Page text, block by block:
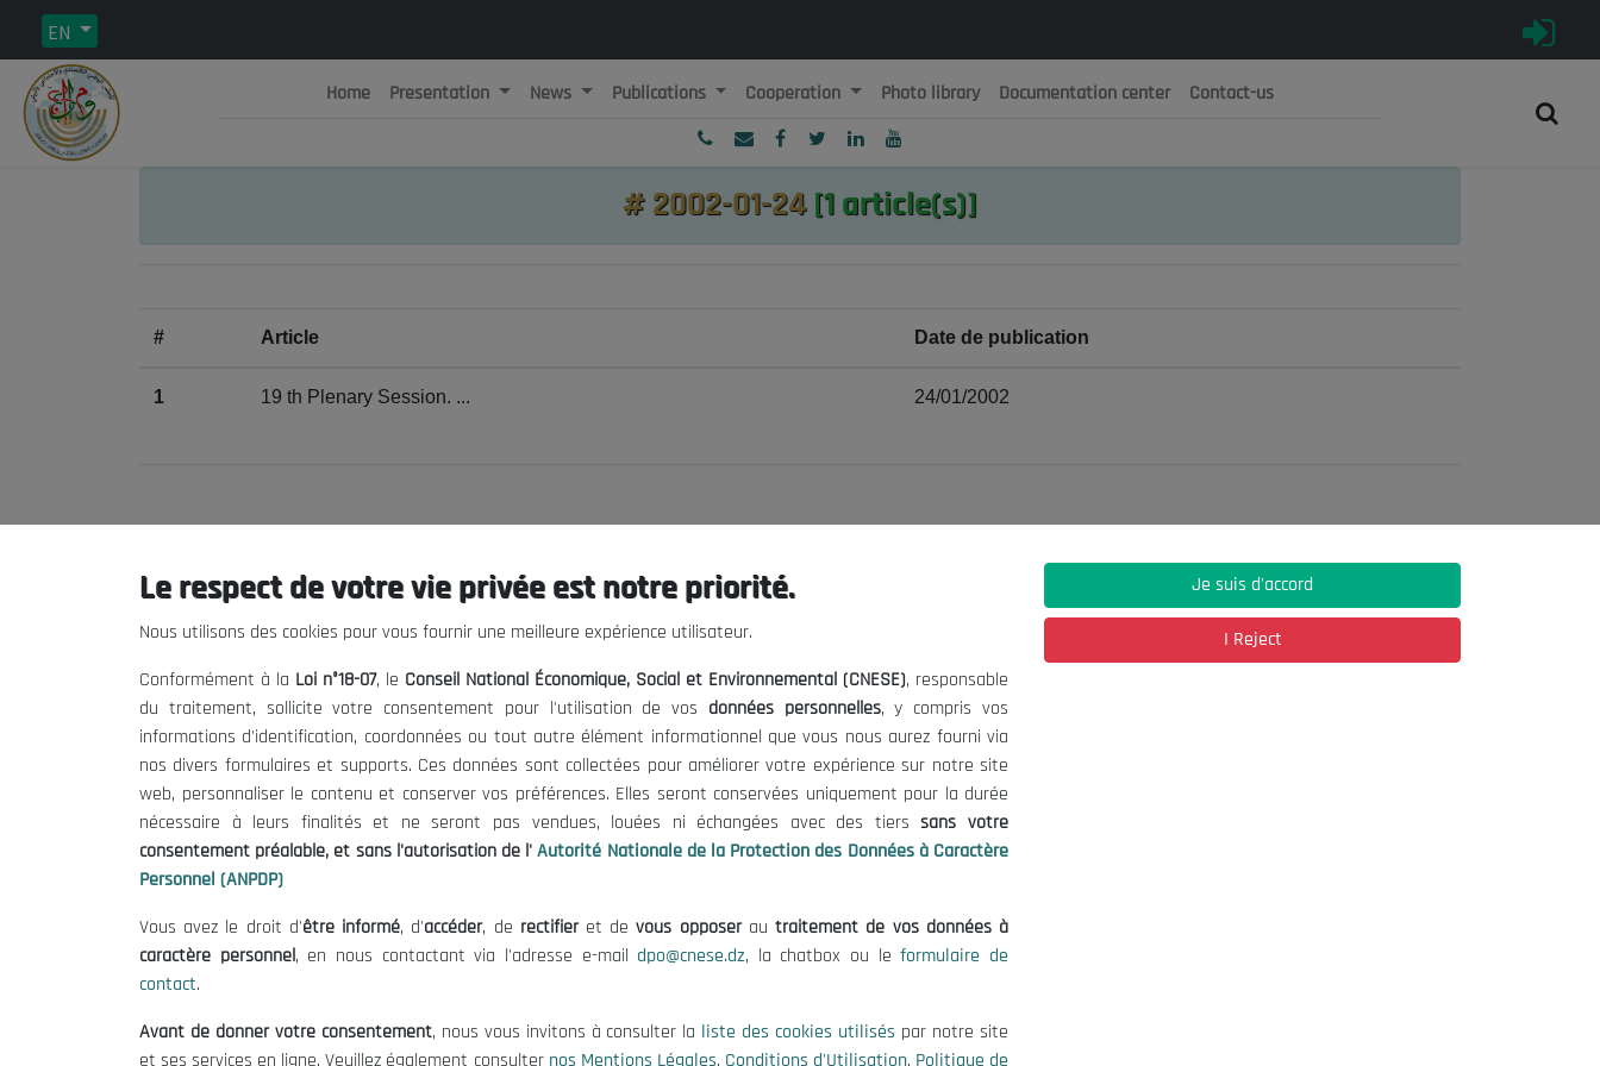
EN
République Algérienne Démocratique et Populaire
Conseil National Economique, Social et Environnemental الوطني الاقتصادي والاجتماعي والبيئي
الجزائرية الديمقراطية الشعبية
Home Presentation News Publications Cooperation Photo library Documentation center Contact-us
#2002-01-24[1 article(s)]
# Article Date de publication
1 19 th Plenary Session. ... 24/01/2002
THE NESEC
The President
Organisation
Publications
Useful Informations
Legal Notices
Terms of Use
Data Protection Policy
Cookie Policy
contact@cnese.dz
Suggestions or Initiatives?
Newsletter
Inscrivez-vous, soyez le premier à découvrir
nos dernières nouvelles.
Address
03, Rue Hassane Ibn Naamane Les Vergers
Follow Us!
© 2026 National Economic, Social and Environmental Council (NESC)
Le respect de votre vie privée est notre priorité.
Nous utilisons des cookies pour vous fournir une meilleure expérience utilisateur.
Conformément à la Loi n°18-07, le Conseil National Économique, Social et Environnemental (CNESE), responsable
du traitement, sollicite votre consentement pour l'utilisation de vos données personnelles, y compris vos
informations d'identification, coordonnées ou tout autre élément informationnel que vous nous aurez fourni via
nos divers formulaires et supports. Ces données sont collectées pour améliorer votre expérience sur notre site
web, personnaliser le contenu et conserver vos préférences. Elles seront conservées uniquement pour la durée
nécessaire à leurs finalités et ne seront pas vendues, louées ni échangées avec des tierssans votre
consentement préalable, et sans l'autorisation de l' Autorité Nationale de la Protection des Données à Caractère
Personnel (ANPDP)
Vous avez le droit d'être informé, d'accéder, de rectifieret devous opposerautraitement de vos données à
caractère personnel, en nous contactant via l'adresse e-mail dpo@cnese.dz, la chatbox ou leformulaire de
contact.
Avant de donner votre consentement, nous vous invitons à consulter la liste des cookies utilisés par notre site
et ses services en ligne. Veuillez également consulter nos Mentions Légales, Conditions d'Utilisation, Politique de
Je suis d'accord
I Reject